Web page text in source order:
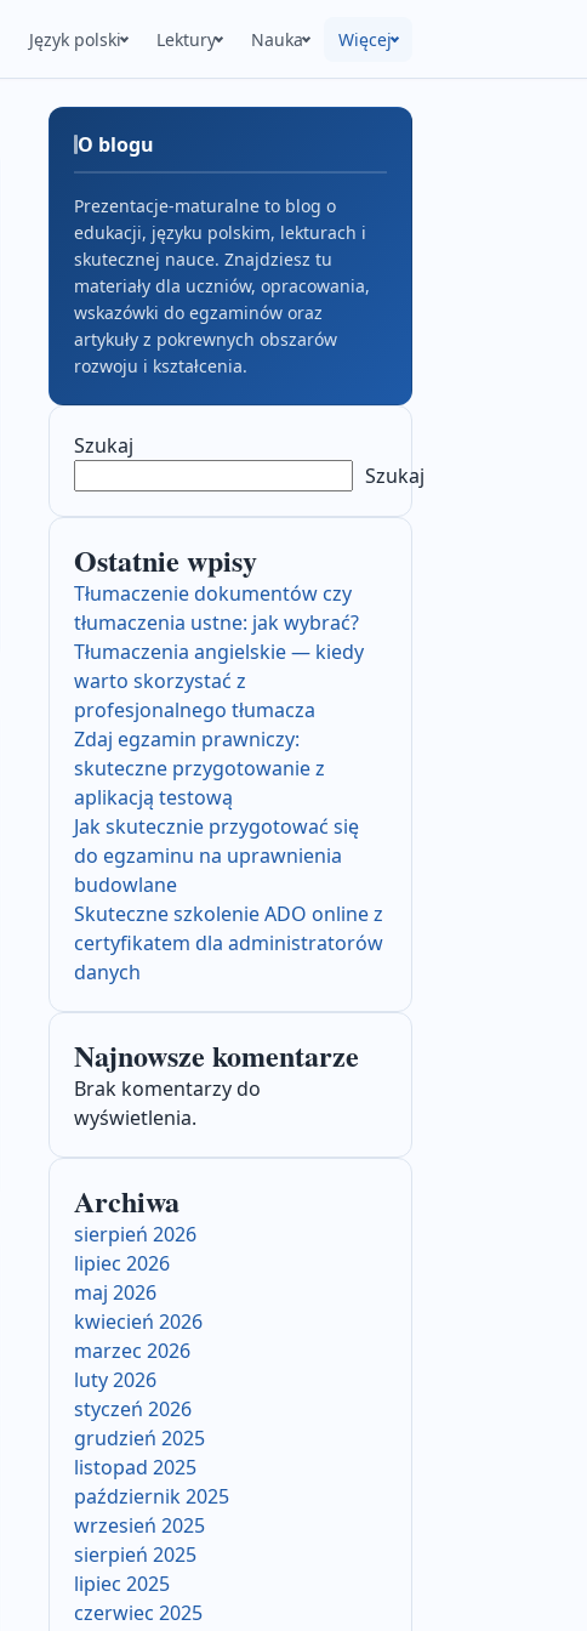
Język polski Lektury Nauka Więcej
O blogu
Prezentacje-maturalne to blog o
edukacji, języku polskim, lekturach i
skutecznej nauce. Znajdziesz tu
materiały dla uczniów, opracowania,
wskazówki do egzaminów oraz
artykuły z pokrewnych obszarów
rozwoju i kształcenia.
Szukaj
Szukaj
Ostatnie wpisy
Tłumaczenie dokumentów czy
tłumaczenia ustne: jak wybrać?
Tłumaczenia angielskie — kiedy
warto skorzystać z
profesjonalnego tłumacza
Zdaj egzamin prawniczy:
skuteczne przygotowanie z
aplikacją testową
Jak skutecznie przygotować się
do egzaminu na uprawnienia
budowlane
Skuteczne szkolenie ADO online z
certyfikatem dla administratorów
danych
Najnowsze komentarze
Brak komentarzy do
wyświetlenia.
Archiwa
sierpień 2026
lipiec 2026
maj 2026
kwiecień 2026
marzec 2026
luty 2026
styczeń 2026
grudzień 2025
listopad 2025
październik 2025
wrzesień 2025
sierpień 2025
lipiec 2025
czerwiec 2025